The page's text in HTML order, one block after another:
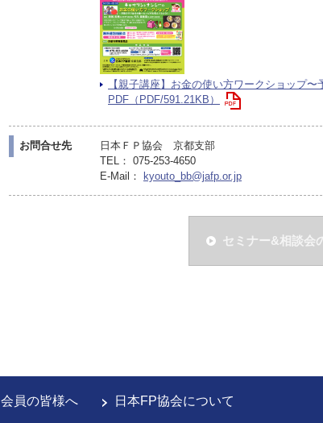
【親子講座】お金の使い方ワークショップ
PDF（PDF/591.21KB）
お問合せ先
日本ＦＰ協会 京都支部
TEL： 075-253-4650
E-Mail：
kyouto_bb@jafp.or.jp
セミナー&相談会
会員の皆様へ 日本FP協会について